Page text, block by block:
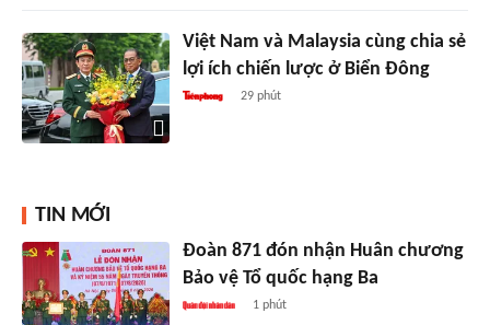
Việt Nam và Malaysia cùng chia sẻ
lợi ích chiến lược ở Biển Đông
29 phút
TIN MỚI
Đoàn 871 đón nhận Huân chương
Bảo vệ Tổ quốc hạng Ba
1 phút